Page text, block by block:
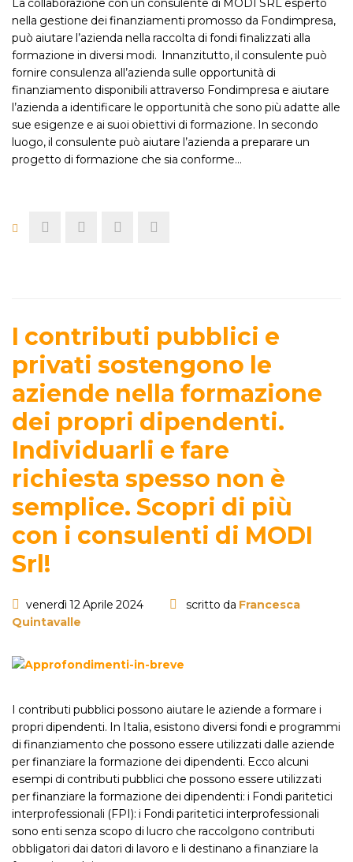
La collaborazione con un consulente di MODI SRL esperto
nella gestione dei finanziamenti promosso da Fondimpresa,
può aiutare l’azienda nella raccolta di fondi finalizzati alla
formazione in diversi modi. Innanzitutto, il consulente può
fornire consulenza all’azienda sulle opportunità di
finanziamento disponibili attraverso Fondimpresa e aiutare
l’azienda a identificare le opportunità che sono più adatte alle
sue esigenze e ai suoi obiettivi di formazione. In secondo
luogo, il consulente può aiutare l’azienda a preparare un
progetto di formazione che sia conforme…
I contributi pubblici e
privati sostengono le
aziende nella formazione
dei propri dipendenti.
Individuarli e fare
richiesta spesso non è
semplice. Scopri di più
con i consulenti di MODI
Srl!
venerdì 12 Aprile 2024 scritto da Francesca
Quintavalle
I contributi pubblici possono aiutare le aziende a formare i
propri dipendenti. In Italia, esistono diversi fondi e programmi
di finanziamento che possono essere utilizzati dalle aziende
per finanziare la formazione dei dipendenti. Ecco alcuni
esempi di contributi pubblici che possono essere utilizzati
per finanziare la formazione dei dipendenti: i Fondi paritetici
interprofessionali (FPI): i Fondi paritetici interprofessionali
sono enti senza scopo di lucro che raccolgono contributi
obbligatori dai datori di lavoro e li destinano a finanziare la